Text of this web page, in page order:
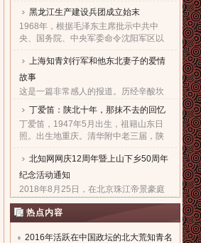
命运共前进的同龄人值得隆重纪念的一
年。因为，知青这个在特殊历史时期产
生的特殊群体，在共和国发展的史册
上，以自己的青春、热血和忠......
黑龙江生产建设兵团成立始末
1968年，根据毛泽东主席批示中共中
央、国务院、中央军委命令沈阳军区以
原东北农垦总局所属农场为基础，组建
黑龙江生产建设兵团，在黑龙江省边境
地区执行“屯垦戍边”任务。......
上海知青刘行军和他东北妻子的爱情
故事
这是一篇非常感人的报道。历经辛酸坎
坷，终于同18年前的爱人生活到了一
起，黑龙江省五大连池市女子王亚文和
知青刘行军之间的动人爱情故事，演绎
了生活版的“小芳的故事”。......
丁爱笛：陕北十年，那抹不去的回忆
丁爱笛，1947年5月出生，祖籍山东日
照。出生地重庆。清华附中老三届，陕
北延川插队十年，做过四年生产队长，
四年大队书记兼公社副书记。1978年恢
复高考进入上海工业大学。现......
北知网网庆12周年暨上山下乡50周年
纪念活动通知
2018年8月25日，在北京珠江帝景豪庭
酒店二楼举办盛大隆重的“庆祝北京知青
网成立十二周年暨纪念上山下乡五十周
年文艺联欢会”。热烈欢迎广大知青朋友
参加。...
热点内容
2016年活跃在中国政坛的北大荒知青名